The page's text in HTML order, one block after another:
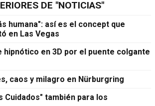
DE "NOTICIAS"
humana": así es el concept que
en Las Vegas
hipnótico en 3D por el puente colgante
caos y milagro en Nürburgring
Cuidados" también para los